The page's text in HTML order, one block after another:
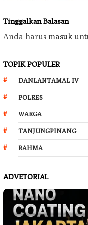
Tinggalkan Balasan
Anda harus masuk
TOPIK POPULER
DANLANTAMAL IV
POLRES
WARGA
TANJUNGPINANG
RAHMA
ADVETORIAL